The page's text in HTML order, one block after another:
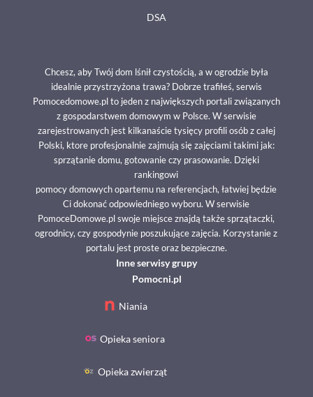
DSA
Chcesz, aby Twój dom lśnił czystością, a w ogrodzie była
idealnie przystrzyżona trawa? Dobrze trafiłeś, serwis
Pomocedomowe.pl to jeden z największych portali związanych
z gospodarstwem domowym w Polsce. W serwisie
zarejestrowanych jest kilkanaście tysięcy profili osób z całej
Polski, ktore profesjonalnie zajmują się zajęciami takimi jak:
sprzątanie domu, gotowanie czy prasowanie. Dzięki
rankingowi
pomocy domowych opartemu na referencjach, łatwiej będzie
Ci dokonać odpowiedniego wyboru. W serwisie
PomoceDomowe.pl swoje miejsce znajdą także sprzątaczki,
ogrodnicy, czy gospodynie poszukujące zajęcia. Korzystanie z
portalu jest proste oraz bezpieczne.
Niania
Opieka seniora
Opieka zwierząt
Inne serwisy grupy
Pomocni.pl